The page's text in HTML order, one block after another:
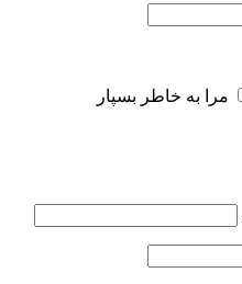
مرا به خاطر بسپار